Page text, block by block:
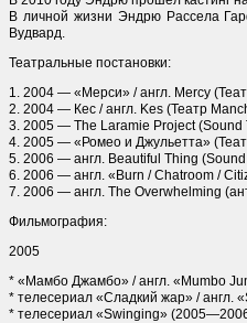
В личной жизни Эндрю Рассела
Вудвард.
Театральные постановки:
1. 2004 — «Мерси» / англ. Mercy
2. 2004 — Кес / англ. Kes (Театр
3. 2005 — The Laramie Project
4. 2005 — «Ромео и Джульетта»
5. 2006 — англ. Beautiful Thing
6. 2006 — англ. «Burn / Chatroom /
7. 2006 — англ. The Overwhelming
Фильмография:
2005
* «Мамбо Джамбо» / англ. «Mumbo
* телесериал «Сладкий жар» / англ.
* телесериал «Swinging»